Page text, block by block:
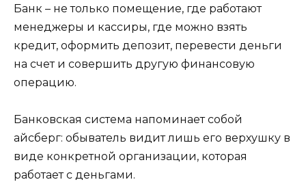
Банк – не только помещение, где работают
менеджеры и кассиры, где можно взять
кредит, оформить депозит, перевести деньги
на счет и совершить другую финансовую
операцию.
Банковская система напоминает собой
айсберг: обыватель видит лишь его верхушку в
виде конкретной организации, которая
работает с деньгами.